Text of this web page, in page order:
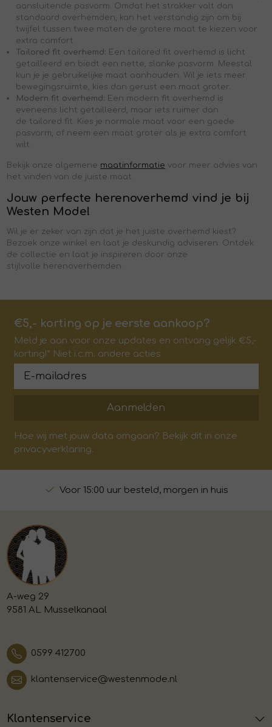
aansluitende pasvorm. Omdat het strakker valt dan
standaard overhemden, kan het verstandig zijn om bij
twijfel tussen twee maten de grotere maat te kiezen voor
extra comfort.
Tailored fit overhemd: Een tailored fit overhemd is licht
getailleerd en biedt een nette, slanke pasvorm. Meestal
kun je je gebruikelijke maat aanhouden. Wil je iets meer
bewegingsruimte, kies dan gerust een maat groter.
Modern fit overhemd: Een modern fit overhemd is
eveneens licht getailleerd, maar iets ruimer dan
de tailored fit. Kies je normale maat voor een goede
pasvorm, of neem een maat groter als je extra comfort
wilt.
Bekijk onze algemene maatinformatie voor meer advies van
het vinden van de juiste maat.
Jouw perfecte herenoverhemd vind je bij
Westen Mode!
Wil je er zeker van zijn dat je het juiste overhemd kiest?
Bezoek onze winkel en laat je deskundig adviseren. Ontdek
de collectie en laat je inspireren door onze
stijlvolle herenoverhemden.
€5,- korting op je eerste aankoop?
Meld je aan voor onze updates en ontvang gelijk €5,-
korting!* Niet i.c.m. andere acties
Aanmelden
Hoe wij met jouw data omgaan? Bekijk dit in onze
privacyverklaring.
Voor 15:00 uur besteld, morgen in huis
A-weg 29
9581 AL Musselkanaal
0599 412700
klantenservice@westenmode.nl
Klantenservice